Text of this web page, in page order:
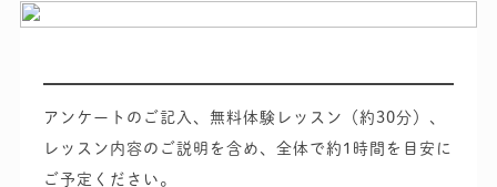
アンケートのご記入、無料体験レッスン（約30分）、
レッスン内容のご説明を含め、 全体で約1時間を目安に
ご予定ください。